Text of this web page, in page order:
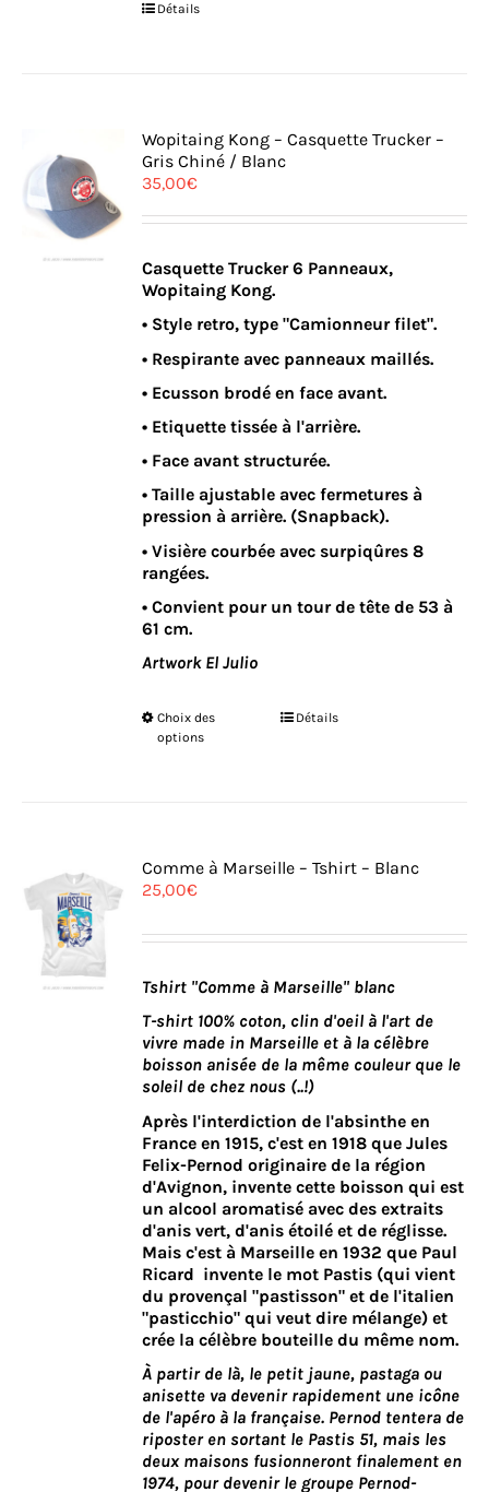
Détails
Wopitaing Kong – Casquette Trucker –
Gris Chiné / Blanc
35,00€
Casquette Trucker 6 Panneaux,
Wopitaing Kong.
• Style retro, type "Camionneur filet".
• Respirante avec panneaux maillés.
• Ecusson brodé en face avant.
• Etiquette tissée à l'arrière.
• Face avant structurée.
• Taille ajustable avec fermetures à
pression à arrière. (Snapback).
• Visière courbée avec surpiqûres 8
rangées.
• Convient pour un tour de tête de 53 à
61 cm.
Artwork El Julio
Choix des
options
Ce
peuvent
la
du
Détails
Comme à Marseille – Tshirt – Blanc
25,00€
Tshirt "Comme à Marseille" blanc
T-shirt 100% coton, clin d'oeil à l'art de
vivre made in Marseille et à la célèbre
boisson anisée de la même couleur que le
soleil de chez nous (..!)
Après l'interdiction de l'absinthe en
France en 1915, c'est en 1918 que Jules
Felix-Pernod originaire de la région
d'Avignon, invente cette boisson qui est
un alcool aromatisé avec des extraits
d'anis vert, d'anis étoilé et de réglisse.
Mais c'est à Marseille en 1932 que Paul
Ricard invente le mot Pastis (qui vient
du provençal "pastisson" et de l'italien
"pasticchio" qui veut dire mélange) et
crée la célèbre bouteille du même nom.
À partir de là, le petit jaune, pastaga ou
anisette va devenir rapidement une icône
de l'apéro à la française. Pernod tentera de
riposter en sortant le Pastis 51, mais les
deux maisons fusionneront finalement en
1974, pour devenir le groupe Pernod-